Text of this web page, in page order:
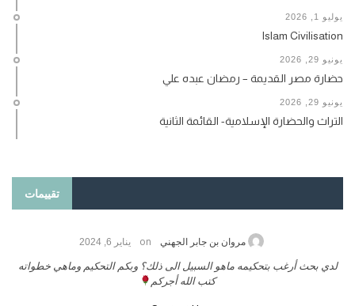
يوليو 1, 2026
Islam Civilisation
يونيو 29, 2026
حضارة مصر القديمة – رمضان عبده علي
يونيو 29, 2026
التراث والحضارة الإسلامية- القائمة الثانية
تقييمات
حامد الزريقي on يناير 25, 2026
السلام عليكم ورحمة الله وبركاتة أرغب بنشر كتابي معكم